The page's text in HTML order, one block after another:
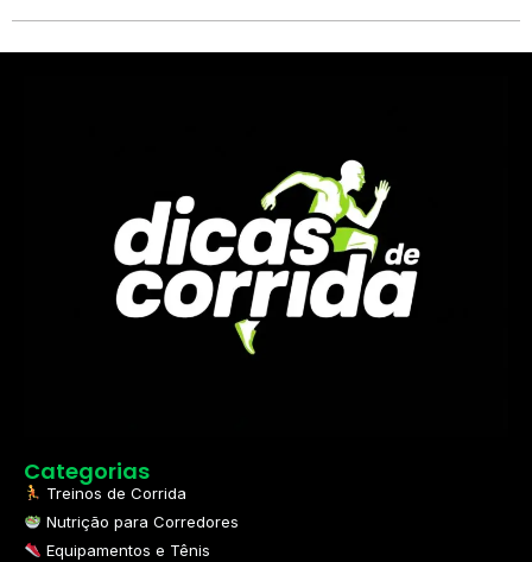
Categorias
Treinos de Corrida
Nutrição para Corredores
Equipamentos e Tênis